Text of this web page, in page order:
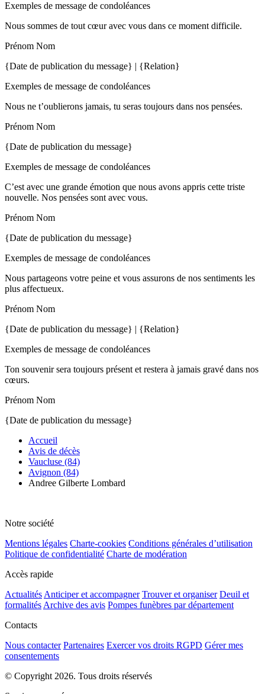
Exemples de message de condoléances
Nous sommes de tout cœur avec vous dans ce moment difficile.
Prénom Nom
{Date de publication du message} | {Relation}
Exemples de message de condoléances
Nous ne t’oublierons jamais, tu seras toujours dans nos pensées.
Prénom Nom
{Date de publication du message}
Exemples de message de condoléances
C’est avec une grande émotion que nous avons appris cette triste
nouvelle. Nos pensées sont avec vous.
Prénom Nom
{Date de publication du message}
Exemples de message de condoléances
Nous partageons votre peine et vous assurons de nos sentiments les
plus affectueux.
Prénom Nom
{Date de publication du message} | {Relation}
Exemples de message de condoléances
Ton souvenir sera toujours présent et restera à jamais gravé dans nos
cœurs.
Prénom Nom
{Date de publication du message}
Accueil
Avis de décès
Vaucluse (84)
Avignon (84)
Andree Gilberte Lombard
Notre société
Mentions légales Charte-cookies Conditions générales d’utilisation
Politique de confidentialité Charte de modération
Accès rapide
Actualités Anticiper et accompagner Trouver et organiser Deuil et
formalités Archive des avis Pompes funèbres par département
Contacts
Nous contacter Partenaires Exercer vos droits RGPD Gérer mes
consentements
© Copyright 2026. Tous droits réservés